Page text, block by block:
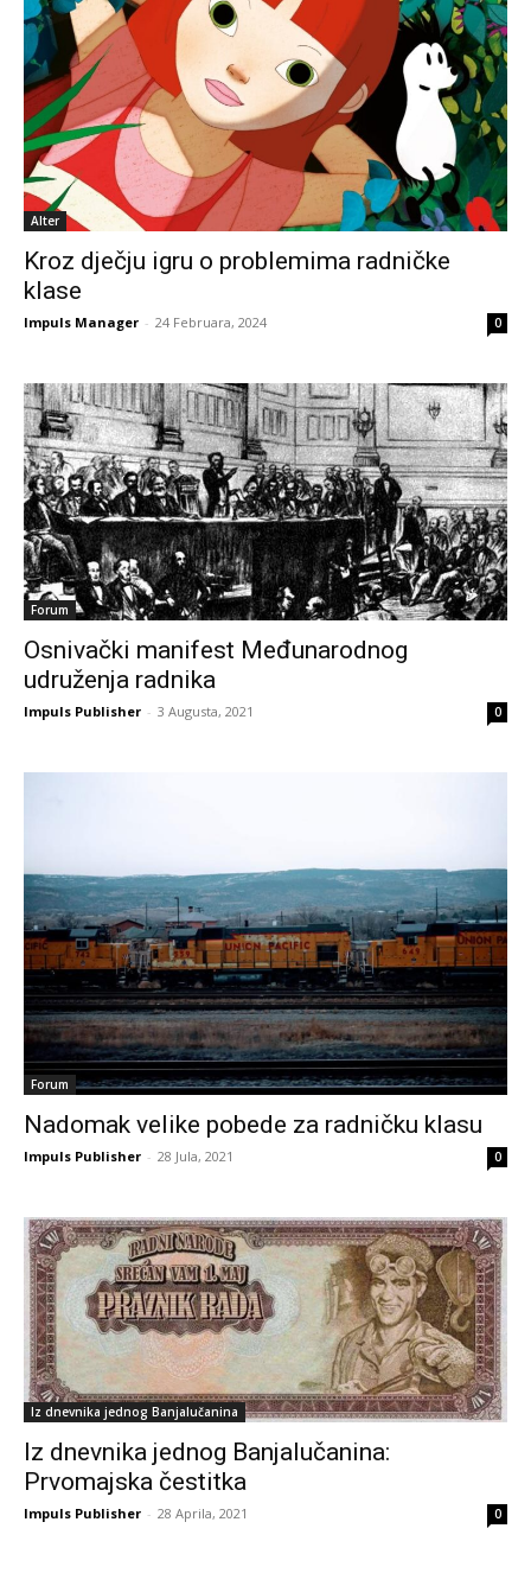
Alter
Kroz dječju igru o problemima radničke
klase
Impuls Manager - 24 Februara, 2024 0
Forum
Osnivački manifest Međunarodnog
udruženja radnika
Impuls Publisher - 3 Augusta, 2021 0
Forum
Nadomak velike pobede za radničku klasu
Impuls Publisher - 28 Jula, 2021 0
Iz dnevnika jednog Banjalučanina
Iz dnevnika jednog Banjalučanina:
Prvomajska čestitka
Impuls Publisher - 28 Aprila, 2021 0